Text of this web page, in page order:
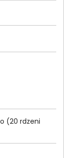
(20 rdzeni